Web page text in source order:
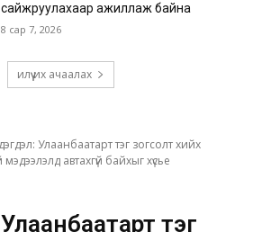
сайжруулахаар ажиллаж байна
8 сар 7, 2026
илүү их ачаалах